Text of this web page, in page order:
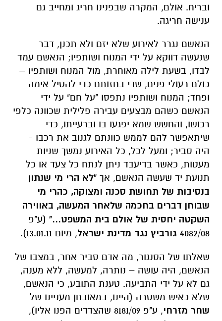
ובריח. אולם, המקרה שבפנינו חריג ומחייב גם
ענישה חריגה.
הנאשם נגרר לאירוע שלא יזם ולא תכנן, דבר
שנעשה דווקא על ידי המנוח ושותפיו; הנאשם עמד
לבדו, בשעת לילה מאוחרת, מול המנוח ושותפיו –
כולם רעולי פנים, שדי בחזותם כדי להטיל אימה
ופחד; המנוח ושותפיו נתפסו "על חם" על ידי
הנאשם כשהם מבצעים עבירה פלילית שכוונה כלפי
רכושו, והחשש שמא יפגעו בו וברעייתו, כדי
שיתאפשר להם לממש כוונתם לגנוב את רכבו -
היה סביר; ומעל לכל, כל האירוע נמשך שניות
מעטות, כאשר בדיעבד ניתן לנתח כל צעד או כל
תנועת יד שעשה הנאשם, אך "לא הרי מי שנתון
בנסיבות של תחושת סכנה ומצוקה, כהרי מי
שבוחן דברים בחכמה שלאחר המעשה, באווירה
השקטה יחסית של אולם בית המשפט..." (ע"פ
4082/08 גורביץ נגד מדינת ישראל, מיום 13.01.11).
שאלתו של הסנגור, מה אדם סביר אחר, במצבו של
הנאשם, היה עושה – נותרה, למעשה, ללא מענה,
גם לא על ידי התביעה. טענת התובע, כי הנאשם,
שלא כאיש משטרה (היינו, במאובחן מעניינו של
שחר מזרחי
, ע"פ 8181/09 שהצדדים הפנו אליו),